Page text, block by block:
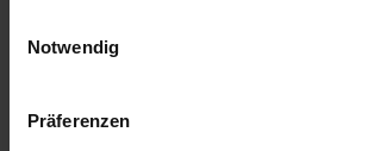
Cookies, wenn Sie unsere Webseite
Notwendig
Präferenzen